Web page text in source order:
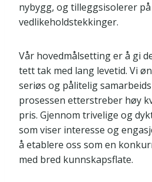
nybygg, og tilleggsisolerer
vedlikeholdstekkinger.
Vår hovedmålsetting er å gi
tett tak med lang levetid. Vi
seriøs og pålitelig
prosessen etterstreber høy
pris. Gjennom trivelige og
som viser interesse og
å etablere oss som en
med bred kunnskapsflate.